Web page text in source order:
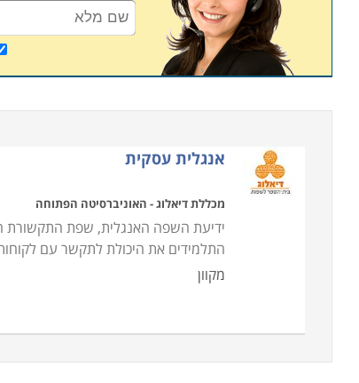
אנגלית עסקית
מכללת דיאלוג - האוניברסיטה הפתוחה
ידיעת השפה האנגלית, שפת התקשורת
התלמידים את היכולת לתקשר עם
מקוון